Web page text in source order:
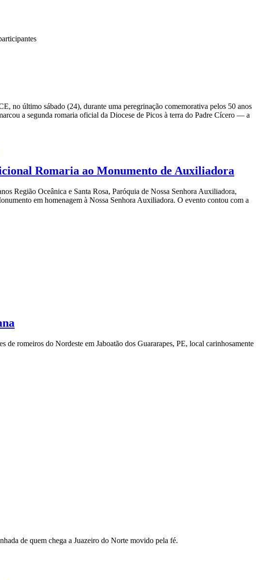
no último sábado (24), durante uma peregrinação comemorativa pelos 50 anos
a segunda romaria oficial da Diocese de Picos à terra do Padre Cícero — a
Romaria ao Monumento de Auxiliadora
Região Oceânica e Santa Rosa, Paróquia de Nossa Senhora Auxiliadora,
em homenagem à Nossa Senhora Auxiliadora. O evento contou com a
romeiros do Nordeste em Jaboatão dos Guararapes, PE, local carinhosamente
de quem chega a Juazeiro do Norte movido pela fé.